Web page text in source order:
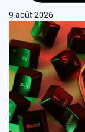
9 août 2026